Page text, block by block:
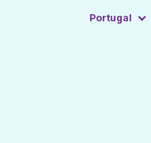
Portugal